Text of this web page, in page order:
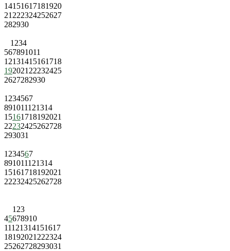
14151617181920
21 222324252627
282930
1 234
567891011
12131415161718
192021 22232425
2627282930
1 234567
891011121314
15161718192021
22232425262728
293031
1 234567
891011121314
15161718192021
22232425262728
1 23
45678910
11121314151617
18192021 222324
25262728293031